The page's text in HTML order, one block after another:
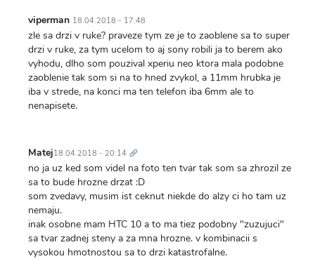
viperman 18.04.2018 - 17:48
zle sa drzi v ruke? praveze tym ze je to zaoblene sa to super
drzi v ruke, za tym ucelom to aj sony robili ja to berem ako
vyhodu, dlho som pouzival xperiu neo ktora mala podobne
zaoblenie tak som si na to hned zvykol, a 11mm hrubka je
iba v strede, na konci ma ten telefon iba 6mm ale to
nenapisete.
Matej18.04.2018 - 20:14 odkaz
no ja uz ked som videl na foto ten tvar tak som sa zhrozil ze
sa to bude hrozne drzat :D
som zvedavy, musim ist ceknut niekde do alzy ci ho tam uz
nemaju.
inak osobne mam HTC 10 a to ma tiez podobny "zuzujuci"
sa tvar zadnej steny a za mna hrozne. v kombinacii s
vysokou hmotnostou sa to drzi katastrofalne.